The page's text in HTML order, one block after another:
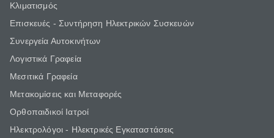
Κλιματισμός
Επισκευές - Συντήρηση Ηλεκτρικών Συσκευών
Συνεργεία Αυτοκινήτων
Λογιστικά Γραφεία
Μεσιτικά Γραφεία
Μετακομίσεις και Μεταφορές
Ορθοπαιδικοί Ιατροί
Ηλεκτρολόγοι - Ηλεκτρικές Εγκαταστάσεις